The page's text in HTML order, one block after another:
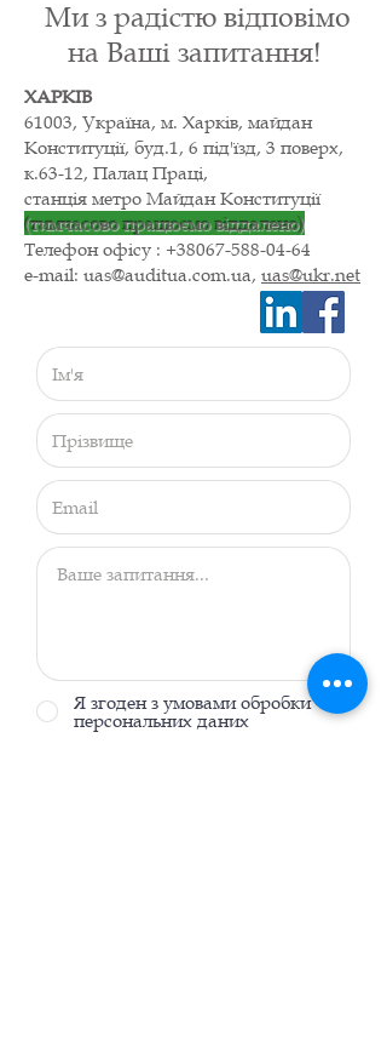
Ми з радістю відповімо
на Ваші запитання!
ХАРКІВ
61003, Україна, м. Харків, майдан
Конституції, буд.1, 6 під'їзд, 3 поверх,
к.63-12, Палац Праці,
станція метро Майдан Конституції
(тимчасово працюємо віддалено)
Телефон офісу : +38067-588-04-64
e-mail: uas@auditua.com.ua, uas@ukr.net
Я згоден з умовами обробки
персональних даних